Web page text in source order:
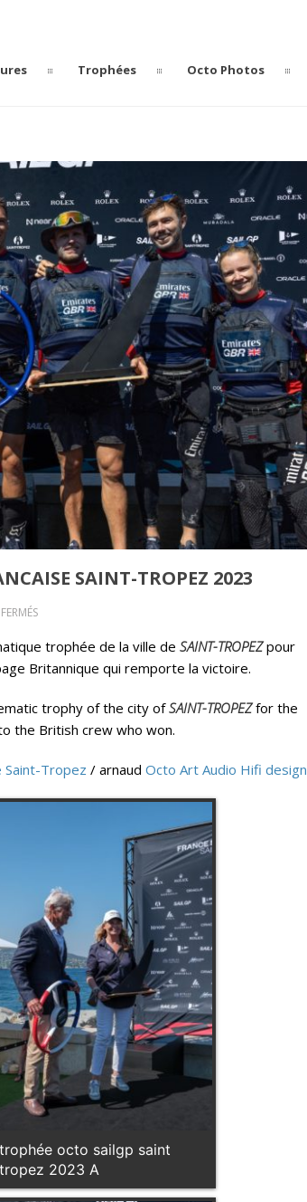
Trophées Octo Photos
SAINT-TROPEZ 2023
SUR
500S
F50
FRANCAISE
TROPEZ
trophée de la ville de SAINT-TROPEZpour
Britannique qui remporte la victoire.
trophy of the city ofSAINT-TROPEZfor the
the British crew who won.
Saint-Tropez / arnaud Octo Art Audio Hifi design
trophée octo sailgp saint
tropez 2023 A